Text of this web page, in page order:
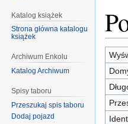
do
do
Katalog książek
Strona główna katalogu
książek
Archiwum Enkolu
Katalog Archiwum
Spisy taboru
Przeszukaj spis taboru
Dodaj pojazd